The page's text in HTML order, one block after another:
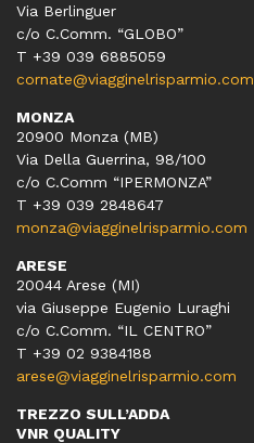
Via Berlinguer
c/o C.Comm. “GLOBO”
T +39 039 6885059
cornate@viagginelrisparmio.com
MONZA
20900 Monza (MB)
Via Della Guerrina, 98/100
c/o C.Comm “IPERMONZA”
T +39 039 2848647
monza@viagginelrisparmio.com
ARESE
20044 Arese (MI)
via Giuseppe Eugenio Luraghi
c/o C.Comm. “IL CENTRO”
T +39 02 9384188
arese@viagginelrisparmio.com
TREZZO SULL’ADDA
VNR QUALITY